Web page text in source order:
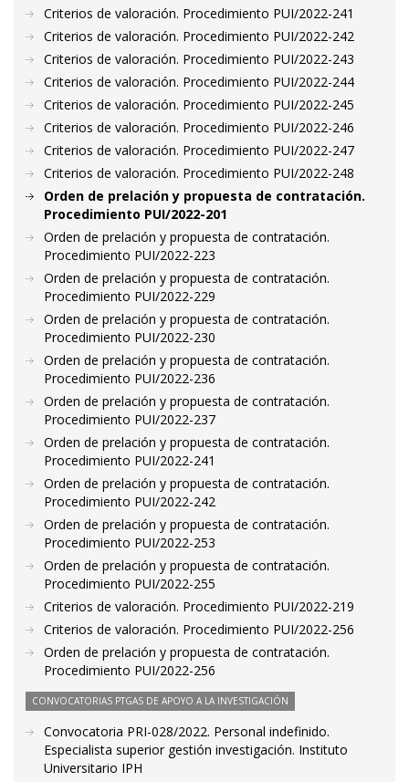
Criterios de valoración. Procedimiento PUI/2022-241
Criterios de valoración. Procedimiento PUI/2022-242
Criterios de valoración. Procedimiento PUI/2022-243
Criterios de valoración. Procedimiento PUI/2022-244
Criterios de valoración. Procedimiento PUI/2022-245
Criterios de valoración. Procedimiento PUI/2022-246
Criterios de valoración. Procedimiento PUI/2022-247
Criterios de valoración. Procedimiento PUI/2022-248
Orden de prelación y propuesta de contratación.
Procedimiento PUI/2022-201
Orden de prelación y propuesta de contratación.
Procedimiento PUI/2022-223
Orden de prelación y propuesta de contratación.
Procedimiento PUI/2022-229
Orden de prelación y propuesta de contratación.
Procedimiento PUI/2022-230
Orden de prelación y propuesta de contratación.
Procedimiento PUI/2022-236
Orden de prelación y propuesta de contratación.
Procedimiento PUI/2022-237
Orden de prelación y propuesta de contratación.
Procedimiento PUI/2022-241
Orden de prelación y propuesta de contratación.
Procedimiento PUI/2022-242
Orden de prelación y propuesta de contratación.
Procedimiento PUI/2022-253
Orden de prelación y propuesta de contratación.
Procedimiento PUI/2022-255
Criterios de valoración. Procedimiento PUI/2022-219
Criterios de valoración. Procedimiento PUI/2022-256
Orden de prelación y propuesta de contratación.
Procedimiento PUI/2022-256
CONVOCATORIAS PTGAS DE APOYO A LA INVESTIGACIÓN
Convocatoria PRI-028/2022. Personal indefinido.
Especialista superior gestión investigación. Instituto
Universitario IPH